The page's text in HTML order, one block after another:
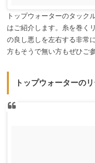
トップウォーターのタック
はご紹介します。糸を巻く
の良し悪しを左右する非常
方もそうで無い方もぜひご
トップウォーターの